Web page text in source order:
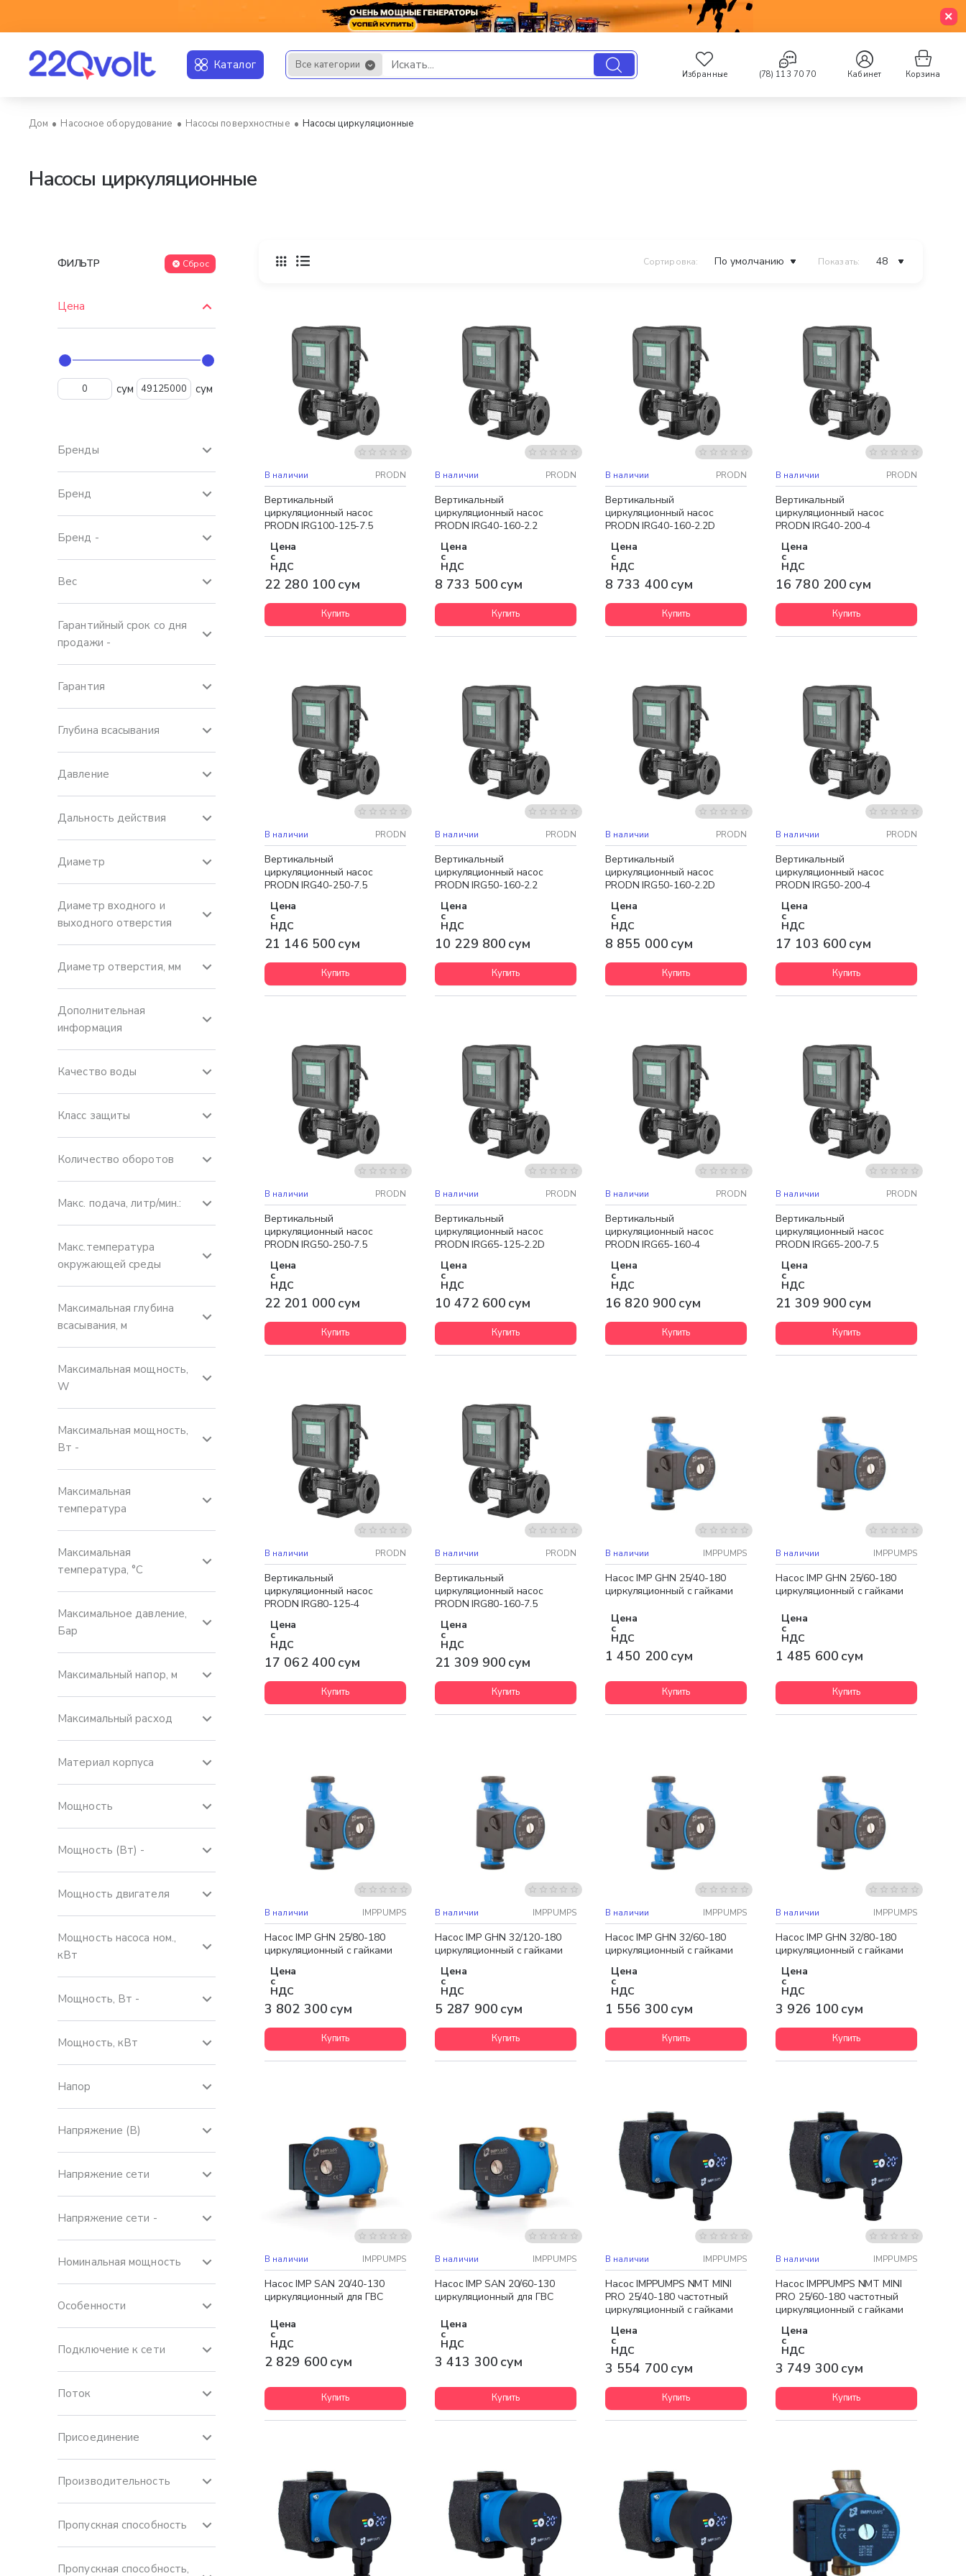
Каталог Все категории
Искать... Избранные (78) 113 70 70 Кабинет Корзина
Насосы циркуляционные
Насосное оборудование Насосы поверхностные Насосы циркуляционные
ФИЛЬТР Сброс
Цена
сум сум
Бренды
Бренд
Бренд -
Вес
Гарантийный срок со дня
продажи -
Гарантия
Глубина всасывания
Давление
Дальность действия
Диаметр
Диаметр входного и
выходного отверстия
Диаметр отверстия, мм
Дополнительная
информация
Качество воды
Класс защиты
Количество оборотов
Макс. подача, литр/мин.:
Макс.температура
окружающей среды
Максимальная глубина
всасывания, м
Максимальная мощность,
W
Максимальная мощность,
Вт -
Максимальная
температура
Максимальная
температура, °C
Максимальное давление,
Бар
Максимальный напор, м
Максимальный расход
Материал корпуса
Мощность
Мощность (Вт) -
Мощность двигателя
Мощность насоса ном.,
кВт
Мощность, Вт -
Мощность, кВт
Напор
Напряжение (В)
Напряжение сети
Напряжение сети -
Номинальная мощность
Особенности
Подключение к сети
Поток
Присоединение
Производительность
Пропускная способность
Пропускная способность,
Сортировка: Показать:
НОВИНКА
Бесплатная доставка
В наличии PRODN
Вертикальный
циркуляционный насос
PRODN IRG100-125-7.5
Цена
с
НДС
22 280 100 сум
Купить
НОВИНКА
Бесплатная доставка
В наличии PRODN
Вертикальный
циркуляционный насос
PRODN IRG40-160-2.2
Цена
с
НДС
8 733 500 сум
Купить
НОВИНКА
Бесплатная доставка
В наличии PRODN
Вертикальный
циркуляционный насос
PRODN IRG40-160-2.2D
Цена
с
НДС
8 733 400 сум
Купить
НОВИНКА
Бесплатная доставка
В наличии PRODN
Вертикальный
циркуляционный насос
PRODN IRG40-200-4
Цена
с
НДС
16 780 200 сум
Купить
НОВИНКА
Бесплатная доставка
В наличии PRODN
Вертикальный
циркуляционный насос
PRODN IRG40-250-7.5
Цена
с
НДС
21 146 500 сум
Купить
НОВИНКА
Бесплатная доставка
В наличии PRODN
Вертикальный
циркуляционный насос
PRODN IRG50-160-2.2
Цена
с
НДС
10 229 800 сум
Купить
НОВИНКА
Бесплатная доставка
В наличии PRODN
Вертикальный
циркуляционный насос
PRODN IRG50-160-2.2D
Цена
с
НДС
8 855 000 сум
Купить
НОВИНКА
Бесплатная доставка
В наличии PRODN
Вертикальный
циркуляционный насос
PRODN IRG50-200-4
Цена
с
НДС
17 103 600 сум
Купить
НОВИНКА
Бесплатная доставка
В наличии PRODN
Вертикальный
циркуляционный насос
PRODN IRG50-250-7.5
Цена
с
НДС
22 201 000 сум
Купить
НОВИНКА
Бесплатная доставка
В наличии PRODN
Вертикальный
циркуляционный насос
PRODN IRG65-125-2.2D
Цена
с
НДС
10 472 600 сум
Купить
НОВИНКА
Бесплатная доставка
В наличии PRODN
Вертикальный
циркуляционный насос
PRODN IRG65-160-4
Цена
с
НДС
16 820 900 сум
Купить
НОВИНКА
Бесплатная доставка
В наличии PRODN
Вертикальный
циркуляционный насос
PRODN IRG65-200-7.5
Цена
с
НДС
21 309 900 сум
Купить
НОВИНКА
Бесплатная доставка
В наличии PRODN
Вертикальный
циркуляционный насос
PRODN IRG80-125-4
Цена
с
НДС
17 062 400 сум
Купить
НОВИНКА
Бесплатная доставка
В наличии PRODN
Вертикальный
циркуляционный насос
PRODN IRG80-160-7.5
Цена
с
НДС
21 309 900 сум
Купить
Бесплатная доставка
В наличии IMPPUMPS
Насос IMP GHN 25/40-180
циркуляционный с гайками
Цена
с
НДС
1 450 200 сум
Купить
Бесплатная доставка
В наличии IMPPUMPS
Насос IMP GHN 25/60-180
циркуляционный с гайками
Цена
с
НДС
1 485 600 сум
Купить
Бесплатная доставка
В наличии IMPPUMPS
Насос IMP GHN 25/80-180
циркуляционный с гайками
Цена
с
НДС
3 802 300 сум
Купить
Бесплатная доставка
В наличии IMPPUMPS
Насос IMP GHN 32/120-180
циркуляционный с гайками
Цена
с
НДС
5 287 900 сум
Купить
Бесплатная доставка
В наличии IMPPUMPS
Насос IMP GHN 32/60-180
циркуляционный с гайками
Цена
с
НДС
1 556 300 сум
Купить
Бесплатная доставка
В наличии IMPPUMPS
Насос IMP GHN 32/80-180
циркуляционный с гайками
Цена
с
НДС
3 926 100 сум
Купить
Бесплатная доставка
В наличии IMPPUMPS
Насос IMP SAN 20/40-130
циркуляционный для ГВС
Цена
с
НДС
2 829 600 сум
Купить
Бесплатная доставка
В наличии IMPPUMPS
Насос IMP SAN 20/60-130
циркуляционный для ГВС
Цена
с
НДС
3 413 300 сум
Купить
Бесплатная доставка
В наличии IMPPUMPS
Насос IMPPUMPS NMT MINI
PRO 25/40-180 частотный
циркуляционный с гайками
Цена
с
НДС
3 554 700 сум
Купить
Бесплатная доставка
В наличии IMPPUMPS
Насос IMPPUMPS NMT MINI
PRO 25/60-180 частотный
циркуляционный с гайками
Цена
с
НДС
3 749 300 сум
Купить